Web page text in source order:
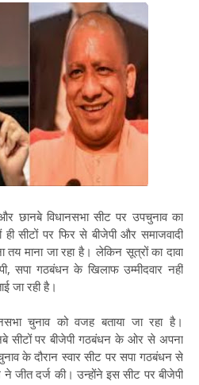
छानबे विधानसभा सीट पर उपचुनाव का
ही सीटों पर फिर से बीजेपी और समाजवादी
तय माना जा रहा है। लेकिन सूत्रों का दावा
सपा गठबंधन के खिलाफ उम्मीदवार नहीं
जा रही है।
चुनाव को वजह बताया जा रहा है।
सीटों पर बीजेपी गठबंधन के ओर से अपना
के दौरान स्वार सीट पर सपा गठबंधन से
दर्ज की। उन्होंने इस सीट पर बीजेपी